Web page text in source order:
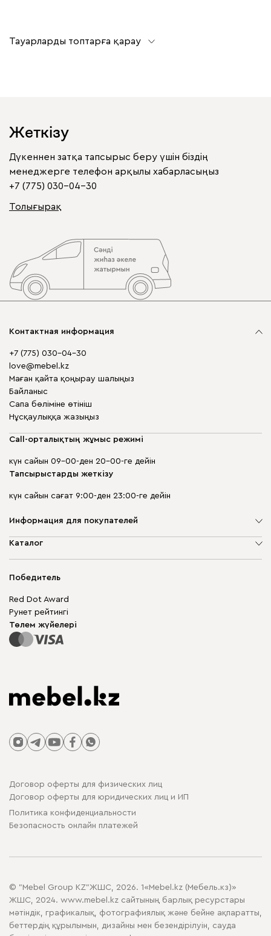
Тауарларды топтарға қарау
Жеткізу
Дүкеннен затқа тапсырыс беру үшін біздің
менеджерге телефон арқылы хабарласыңыз
+7 (775) 030-04-30
Толығырақ
Контактная информация
+7 (775) 030-04-30
love@mebel.kz
Маған қайта қоңырау шалыңыз
Байланыс
Сапа бөліміне өтініш
Нұсқаулыққа жазыңыз
Call-орталықтың жұмыс режимі
күн сайын 09-00-ден 20-00-ге дейін
Тапсырыстарды жеткізу
күн сайын сағат 9:00-ден 23:00-ге дейін
Информация для покупателей
Компания туралы
Кепілдік
Бизнес үшін
Сайт картасы
Каталог
Шкаф жиһазы
Модульдік жиһаз
Үстелдер мен орындықтар
Победитель
Red Dot Award
Рунет рейтингі
Төлем жүйелері
Договор оферты для физических лиц
Договор оферты для юридических лиц и ИП
Политика конфиденциальности
Безопасность онлайн платежей
© "Mebel Group KZ"ЖШС, 2026. 1«Mebel.kz (Мебель.кз)»
ЖШС, 2024. www.mebel.kz сайтының барлық ресурстары
мәтіндік, графикалық, фотографиялық және бейне ақпаратты,
беттердің құрылымын, дизайны мен безендірілуін, сауда